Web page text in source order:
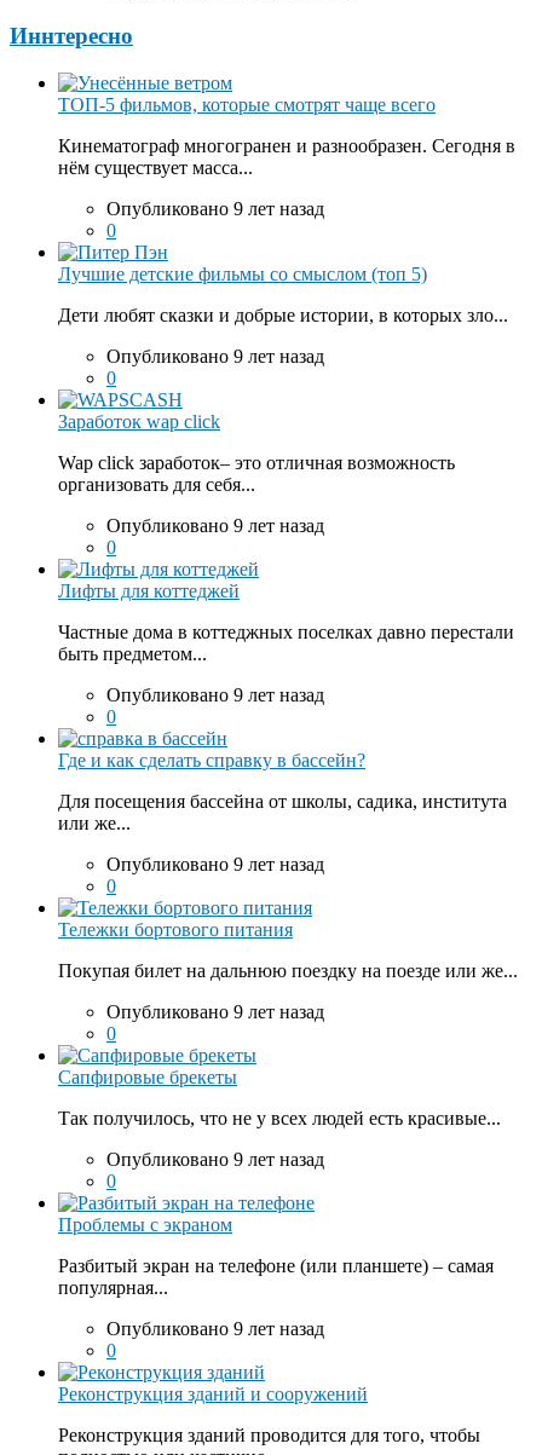
Иннтересно
ТОП-5 фильмов, которые смотрят чаще всего
Кинематограф многогранен и разнообразен. Сегодня в
нём существует масса...
Опубликовано 9 лет назад
0
Лучшие детские фильмы со смыслом (топ 5)
Дети любят сказки и добрые истории, в которых зло...
Опубликовано 9 лет назад
0
Заработок wap click
Wap click заработок– это отличная возможность
организовать для себя...
Опубликовано 9 лет назад
0
Лифты для коттеджей
Частные дома в коттеджных поселках давно перестали
быть предметом...
Опубликовано 9 лет назад
0
Где и как сделать справку в бассейн?
Для посещения бассейна от школы, садика, института
или же...
Опубликовано 9 лет назад
0
Тележки бортового питания
Покупая билет на дальнюю поездку на поезде или же...
Опубликовано 9 лет назад
0
Сапфировые брекеты
Так получилось, что не у всех людей есть красивые...
Опубликовано 9 лет назад
0
Проблемы с экраном
Разбитый экран на телефоне (или планшете) – самая
популярная...
Опубликовано 9 лет назад
0
Реконструкция зданий и сооружений
Реконструкция зданий проводится для того, чтобы